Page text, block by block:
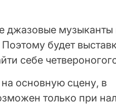
джазовые
будет
себе
основную сцену, в
только при